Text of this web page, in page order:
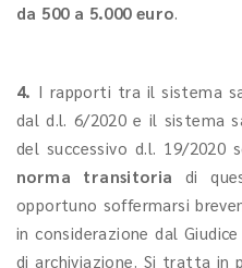
da 500 a 5.000 euro.
4. I rapporti tra il sistema
dal d.l. 6/2020 e il sistema
del successivo d.l. 19/2020
norma transitoria di
opportuno soffermarsi
in considerazione dal
di archiviazione. Si tratta in